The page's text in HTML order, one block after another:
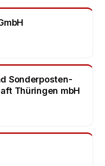
Sonderposten-
Thüringen mbH